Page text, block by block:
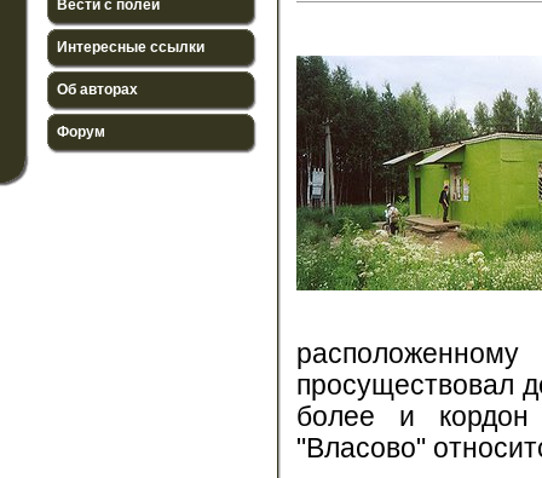
Вести с полей
Интересные ссылки
Об авторах
Форум
просуществовал
более и кордон
"Власово"